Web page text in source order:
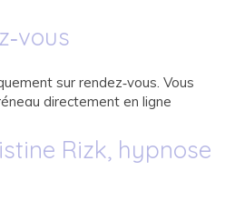
sur rendez‑vous. Vous
directement en ligne
Rizk, hypnose